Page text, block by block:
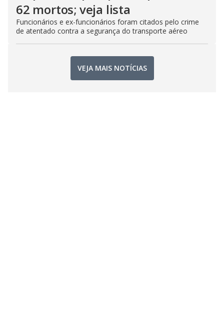
62 mortos; veja lista
Funcionários e ex-funcionários foram citados pelo crime
de atentado contra a segurança do transporte aéreo
VEJA MAIS NOTÍCIAS